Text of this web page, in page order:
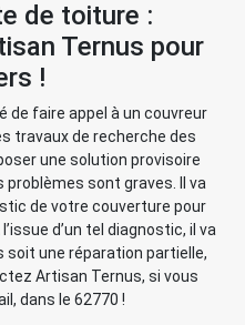
de toiture :
Ternus pour
!
de faire appel à un couvreur
travaux de recherche des
une solution provisoire
problèmes sont graves. Il va
de votre couverture pour
d’un tel diagnostic, il va
une réparation partielle,
Artisan Ternus, si vous
dans le 62770 !